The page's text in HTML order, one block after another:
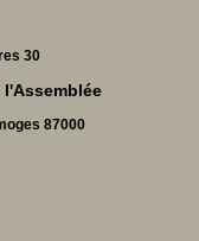
30
l'Assemblée
87000